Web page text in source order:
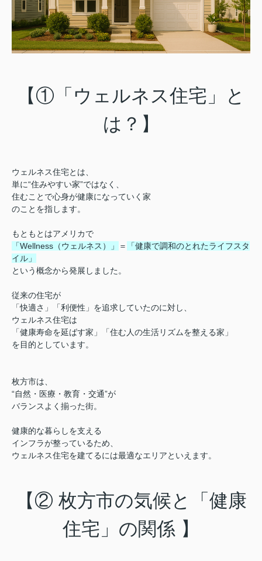
【①「ウェルネス住宅」と
は？】
ウェルネス住宅とは、
単に“住みやすい家”ではなく、
住むことで心身が健康になっていく家
のことを指します。
もともとはアメリカで
「Wellness（ウェルネス）」
＝
「健康で調和のとれたライフスタ
イル」
という概念から発展しました。
従来の住宅が
「快適さ」「利便性」を追求していたのに対し、
ウェルネス住宅は
「健康寿命を延ばす家」「住む人の生活リズムを整える家」
を目的としています。
枚方市は、
“自然・医療・教育・交通”が
バランスよく揃った街。
健康的な暮らしを支える
インフラが整っているため、
ウェルネス住宅を建てるには最適なエリアといえます。
【② 枚方市の気候と「健康
住宅」の関係 】